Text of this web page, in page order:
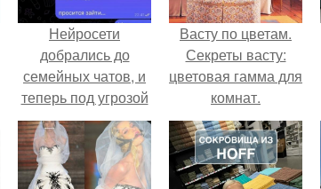
Нейросети
добрались до
семейных чатов, и
теперь под угрозой
мамины нервы.
Васту по цветам.
Секреты васту:
цветовая гамма для
комнат.